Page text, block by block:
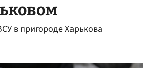
в пригороде Харькова